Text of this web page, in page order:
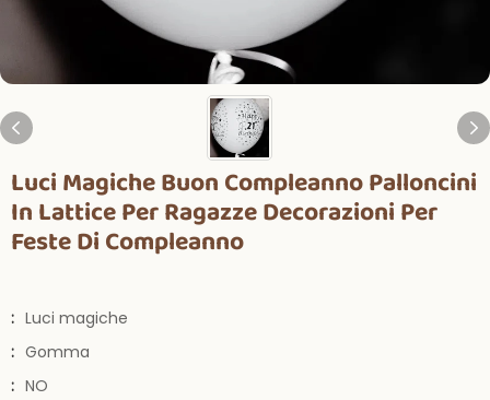
Luci Magiche Buon Compleanno Palloncini
In Lattice Per Ragazze Decorazioni Per
Feste Di Compleanno
: Luci magiche
: Gomma
: NO